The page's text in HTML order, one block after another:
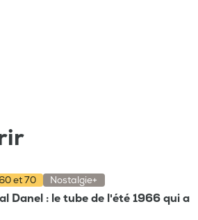
et 70 Nostalgie+
Danel : le tube de l'été 1966 qui a